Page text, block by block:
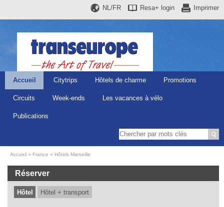
Imprimer
Resa+ login
NL/FR
Accueil Citytrips Hôtels de charme Promotions
Circuits Week-ends Les vacances à vélo
Publications
Accueil France Hôtels Marseille
Réserver
Hôtel Hôtel + transport